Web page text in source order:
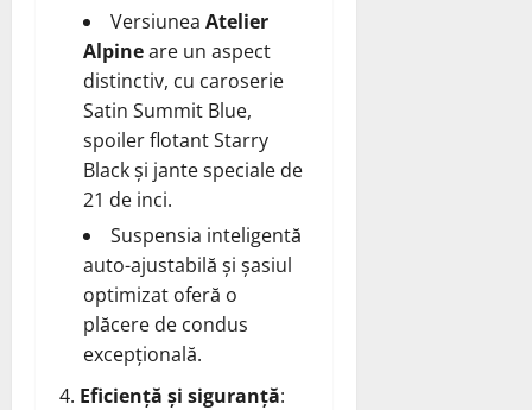
Versiunea Atelier
Alpineare un aspect
distinctiv, cu caroserie
Satin Summit Blue,
spoiler flotant Starry
Black și jante speciale de
21 de inci.
Suspensia inteligentă
auto-ajustabilă și șasiul
optimizat oferă o
plăcere de condus
excepțională.
Eficiență și siguranță: